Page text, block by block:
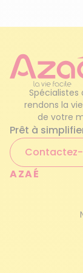
mobilier,
Vous
aide
Pour vous
heures de
d’aide à
Vous avez
auxiliaire
Garde
Spécialistes
rendons la
de votre
Prêt à
AZAÉ